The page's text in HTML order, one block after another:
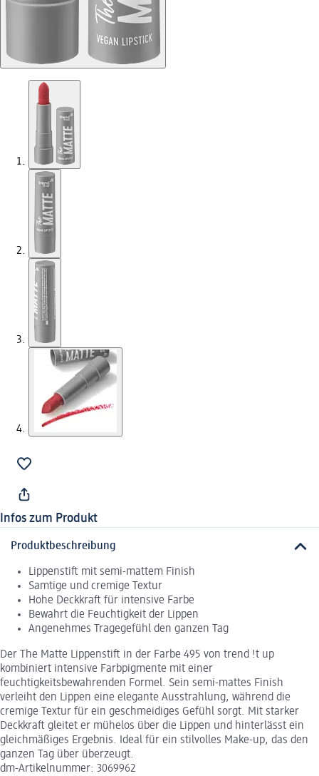
Infos zum Produkt
Produktbeschreibung
Lippenstift mit semi-mattem Finish
Samtige und cremige Textur
Hohe Deckkraft für intensive Farbe
Bewahrt die Feuchtigkeit der Lippen
Angenehmes Tragegefühl den ganzen Tag
Der The Matte Lippenstift in der Farbe 495 von trend !t up
kombiniert intensive Farbpigmente mit einer
feuchtigkeitsbewahrenden Formel. Sein semi-mattes Finish
verleiht den Lippen eine elegante Ausstrahlung, während die
cremige Textur für ein geschmeidiges Gefühl sorgt. Mit starker
Deckkraft gleitet er mühelos über die Lippen und hinterlässt ein
gleichmäßiges Ergebnis. Ideal für ein stilvolles Make-up, das den
ganzen Tag über überzeugt.
dm-Artikelnummer: 3069962